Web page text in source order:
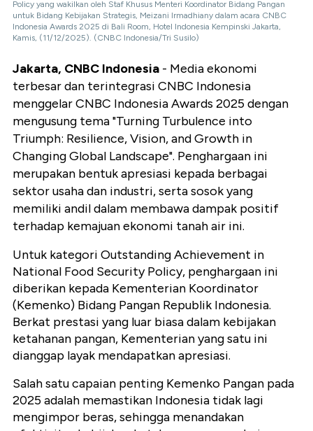
Policy yang wakilkan oleh Staf Khusus Menteri Koordinator Bidang Pangan
untuk Bidang Kebijakan Strategis, Meizani Irmadhiany dalam acara CNBC
Indonesia Awards 2025 di Bali Room, Hotel Indonesia Kempinski Jakarta,
Kamis, (11/12/2025). (CNBC Indonesia/Tri Susilo)
Jakarta, CNBC Indonesia - Media ekonomi
terbesar dan terintegrasi CNBC Indonesia
menggelar CNBC Indonesia Awards 2025 dengan
mengusung tema "Turning Turbulence into
Triumph: Resilience, Vision, and Growth in
Changing Global Landscape". Penghargaan ini
merupakan bentuk apresiasi kepada berbagai
sektor usaha dan industri, serta sosok yang
memiliki andil dalam membawa dampak positif
terhadap kemajuan ekonomi tanah air ini.
Untuk kategori Outstanding Achievement in
National Food Security Policy, penghargaan ini
diberikan kepada Kementerian Koordinator
(Kemenko) Bidang Pangan Republik Indonesia.
Berkat prestasi yang luar biasa dalam kebijakan
ketahanan pangan, Kementerian yang satu ini
dianggap layak mendapatkan apresiasi.
Salah satu capaian penting Kemenko Pangan pada
2025 adalah memastikan Indonesia tidak lagi
mengimpor beras, sehingga menandakan